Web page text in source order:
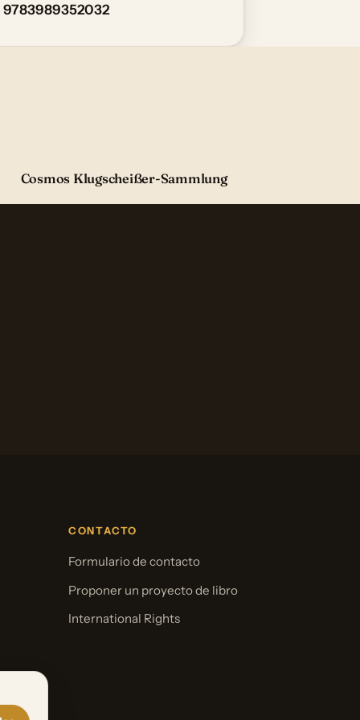
9783989352032
Cosmos Klugscheißer-Sammlung
CONTACTO
Formulario de contacto
Proponer un proyecto de libro
International Rights